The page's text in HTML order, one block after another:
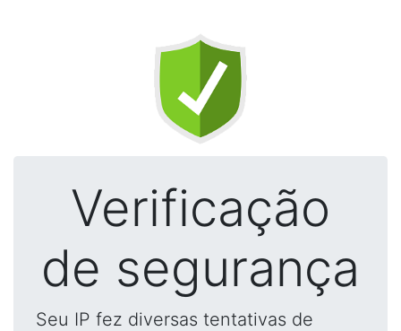
Verificação
de segurança
Seu IP fez diversas tentativas de